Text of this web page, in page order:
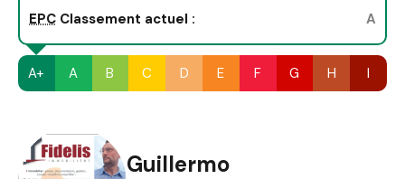
EPC Classement actuel : A
A+ A B C D E F G H I
Guillermo